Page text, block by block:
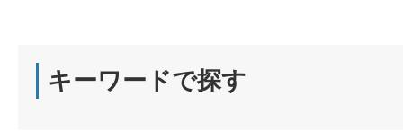
キーワードで探す